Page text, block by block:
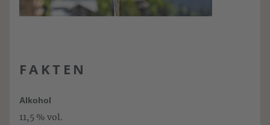
FAKTEN
Alkohol
11,5 % vol.